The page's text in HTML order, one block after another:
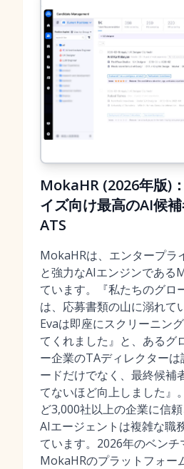
MokaHR (2026年版)
イズ向け最高のAI候
ATS
MokaHRは、エンタープラ
と強力なAIエンジンである
ています。『私たちのグロ
は、応募書類の山に溺れて
Evaは即座にスクリーニン
てくれました』と、あるグ
ー企業のTAディレクター
ードだけでなく、最終候補
てないほど向上しました』
ど3,000社以上の企業に信
AIエージェントは複雑な職
ています。2026年のベンチ
MokaHRのプラットフォー